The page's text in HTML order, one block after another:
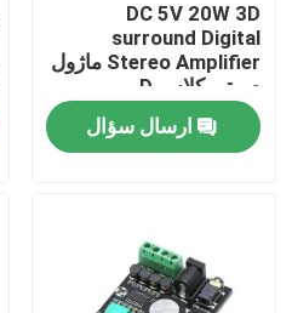
محصولات
درباره ما
کنترل کیفیت
DC 5V 20W 3D
surround Digital
Stereo Amplifier ماژول
صوتی کلاس D
ارسال سؤال